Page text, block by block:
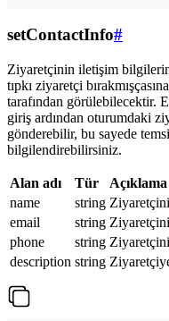
setContactInfo#
Ziyaretçinin iletişim
tıpkı ziyaretçi
tarafından görülebilecektir.
giriş ardından oturumdaki
gönderebilir, bu sayede
bilgilendirebilirsiniz.
Alan adı Tür
Açıklama
name
string
email
string
phone
string
description string